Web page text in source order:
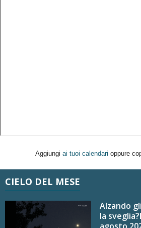
Aggiungi ai tuoi calendari oppure
CIELO DEL MESE
Alzando
la